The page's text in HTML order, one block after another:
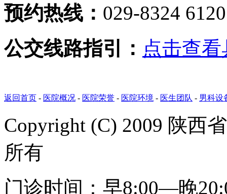
预约热线： 029-8324
公交线路指引： 点击查
返回首页 - 医院概况 - 医院荣誉 - 医院环境 - 医生团队 - 男科设
Copyright (C) 2009 陕西
所有
门诊时间：早8:00—晚